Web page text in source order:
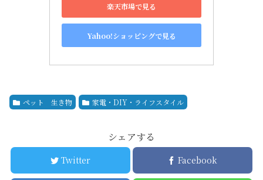
楽天市場で見る
Yahoo!ショッピングで見る
ペット 生き物 家電・DIY・ライフスタイル
シェアする
Twitter Facebook